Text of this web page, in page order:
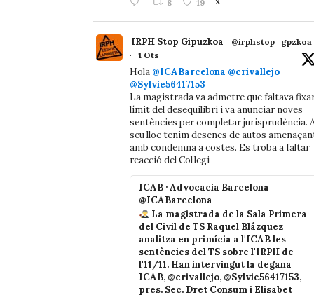
8 19 X
IRPH Stop Gipuzkoa
@irphstop_gpzkoa
·
1 Ots
Hola @ICABarcelona @crivallejo
@Sylvie56417153
La magistrada va admetre que faltava
límit del desequilibri i va anunciar noves
sentències per completar jurisprudència.
seu lloc tenim desenes de autos
amb condemna a costes. Es troba a faltar
reacció del Col·legi
ICAB · Advocacia Barcelona
@ICABarcelona
La magistrada de la Sala Primera
del Civil de TS Raquel Blázquez
analitza en primícia a l'ICAB les
sentències del TS sobre l'IRPH de
l'11/11. Han intervingut la degana
ICAB, @crivallejo, @Sylvie56417153,
pres. Sec. Dret Consum i Elisabet